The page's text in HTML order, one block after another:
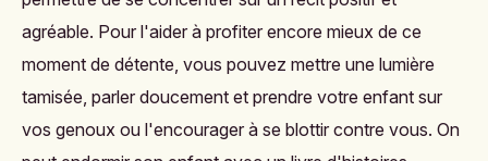
agréable. Pour l'aider à profiter encore mieux de ce
moment de détente, vous pouvez mettre une lumière
tamisée, parler doucement et prendre votre enfant sur
vos genoux ou l'encourager à se blottir contre vous. On